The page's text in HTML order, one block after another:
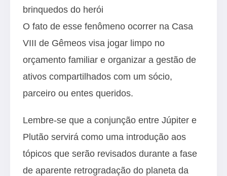
brinquedos do herói
O fato de esse fenômeno ocorrer na Casa
VIII de Gêmeos visa jogar limpo no
orçamento familiar e organizar a gestão de
ativos compartilhados com um sócio,
parceiro ou entes queridos.
Lembre-se que a conjunção entre Júpiter e
Plutão servirá como uma introdução aos
tópicos que serão revisados durante a fase
de aparente retrogradação do planeta da